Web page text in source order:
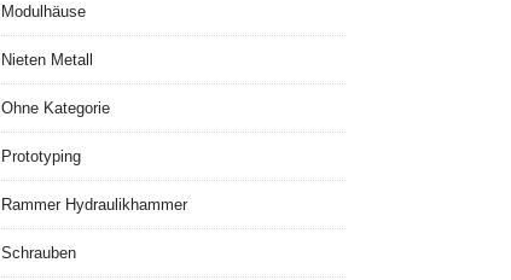
Modulhäuse
Nieten Metall
Ohne Kategorie
Prototyping
Rammer Hydraulikhammer
Schrauben